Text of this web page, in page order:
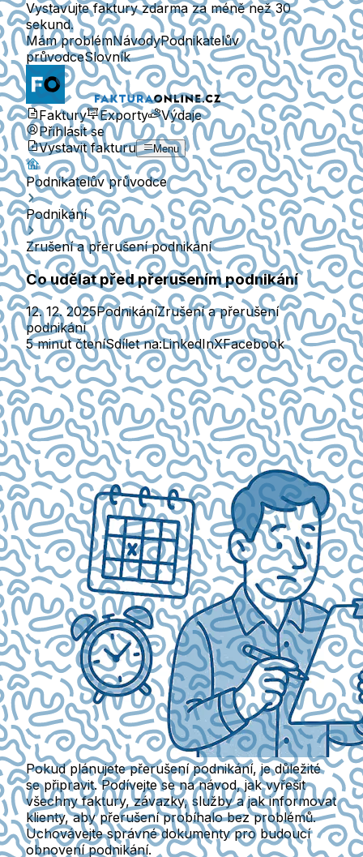
Vystavujte faktury zdarma za méně než 30
sekund.
Mám problémNávodyPodnikatelův
průvodceSlovník
Faktury Exporty
Výdaje
Přihlásit se
Vystavit fakturu
Menu
Podnikatelův průvodce
Podnikání
Zrušení a přerušení podnikání
Co udělat před přerušením podnikání
12. 12. 2025PodnikáníZrušení a přerušení
podnikání
5 minut čteníSdílet na:LinkedInXFacebook
Pokud plánujete přerušení podnikání, je důležité
se připravit. Podívejte se na návod, jak vyřešit
všechny faktury, závazky, služby a jak informovat
klienty, aby přerušení probíhalo bez problémů.
Uchovávejte správné dokumenty pro budoucí
obnovení podnikání.